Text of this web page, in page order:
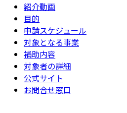
紹介動画
目的
申請スケジュール
対象となる事業
補助内容
対象者の詳細
公式サイト
お問合せ窓口